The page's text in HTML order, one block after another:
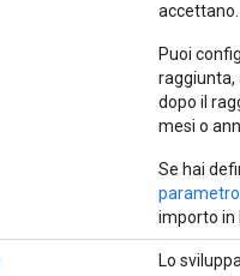
accettano.
Puoi
raggiunta,
dopo il
mesi o
Se hai
importo in
Lo